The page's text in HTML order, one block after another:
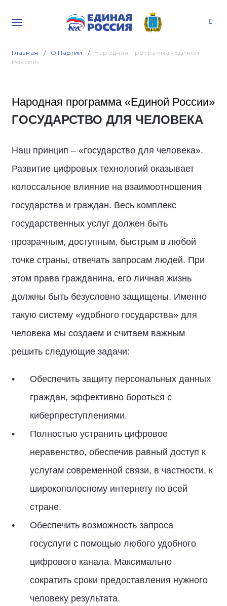
Главная О Партии
Народная Программа «Единой
России»
Народная программа «Единой России»
ГОСУДАРСТВО ДЛЯ ЧЕЛОВЕКА
Наш принцип – «государство для человека».
Развитие цифровых технологий оказывает
колоссальное влияние на взаимоотношения
государства и граждан. Весь комплекс
государственных услуг должен быть
прозрачным, доступным, быстрым в любой
точке страны, отвечать запросам людей. При
этом права гражданина, его личная жизнь
должны быть безусловно защищены. Именно
такую систему «удобного государства» для
человека мы создаем и считаем важным
решить следующие задачи:
Обеспечить защиту персональных данных
граждан, эффективно бороться с
киберпреступлениями.
Полностью устранить цифровое
неравенство, обеспечив равный доступ к
услугам современной связи, в частности, к
широкополосному интернету по всей
стране.
Обеспечить возможность запроса
госуслуги с помощью любого удобного
цифрового канала. Максимально
сократить сроки предоставления нужного
человеку результата.